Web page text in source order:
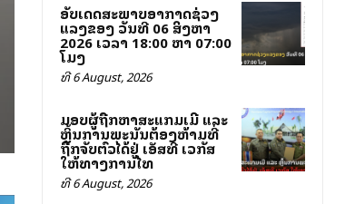
ອັບເດດສະພາບອາກາດຊ່ວງ
ແລງຂອງ ວັນທີ 06 ສິງຫາ
2026 ເວລາ 18:00 ຫາ 07:00
ໂມງ
ທີ 6 August, 2026
ມອບຜູ້ຖືກຫາສະແກມເມີ ແລະ
ຫຼິ້ນການພະນັນຕ້ອງຫ້າມທີ່
ຖືກຈັບຕົວໄດ້ຢູ່ ເອັສທີ ເວກັສ
ໃຫ້ທາງການໄທ
ທີ 6 August, 2026